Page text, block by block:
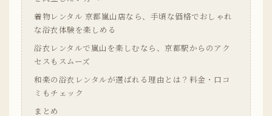
着物レンタル 京都嵐山店なら、手頃な価格でおしゃれ
な浴衣体験を楽しめる
浴衣レンタルで嵐山を楽しむなら、京都駅からのアク
セスもスムーズ
和楽の浴衣レンタルが選ばれる理由とは？料金・口コ
ミもチェック
まとめ